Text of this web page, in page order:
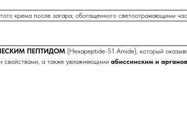
крема после загара, обогащенного светоотражающими
ПЕПТИДОМ (Hexapeptide-51 Amide), который
а также увлажняющими абиссинским и